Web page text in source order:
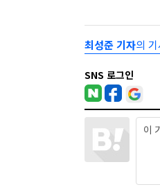
최성준 기자의
SNS 로그인